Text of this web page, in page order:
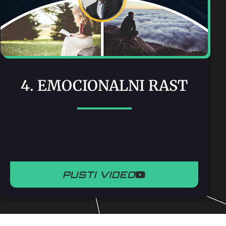
4. EMOCIONALNI RAST
PUSTI VIDEO